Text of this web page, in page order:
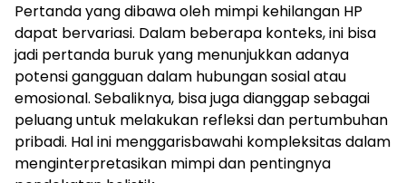
Pertanda yang dibawa oleh mimpi kehilangan HP
dapat bervariasi. Dalam beberapa konteks, ini bisa
jadi pertanda buruk yang menunjukkan adanya
potensi gangguan dalam hubungan sosial atau
emosional. Sebaliknya, bisa juga dianggap sebagai
peluang untuk melakukan refleksi dan pertumbuhan
pribadi. Hal ini menggarisbawahi kompleksitas dalam
menginterpretasikan mimpi dan pentingnya